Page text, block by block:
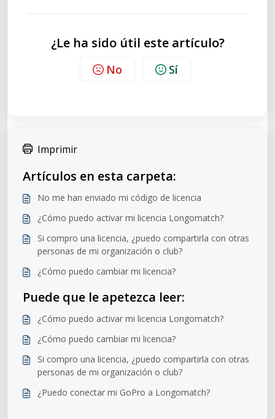
¿Le ha sido útil este artículo?
No Sí
Imprimir
Artículos en esta carpeta:
No me han enviado mi código de licencia
¿Cómo puedo activar mi licencia Longomatch?
Si compro una licencia, ¿puedo compartirla con otras
personas de mi organización o club?
¿Cómo puedo cambiar mi licencia?
Puede que le apetezca leer:
¿Cómo puedo activar mi licencia Longomatch?
¿Cómo puedo cambiar mi licencia?
Si compro una licencia, ¿puedo compartirla con otras
personas de mi organización o club?
¿Puedo conectar mi GoPro a Longomatch?